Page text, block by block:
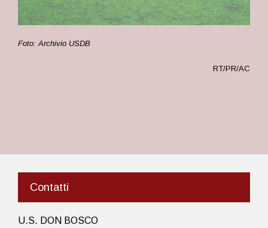
Foto: Archivio USDB
RT/PR/AC
Contatti
U.S. DON BOSCO